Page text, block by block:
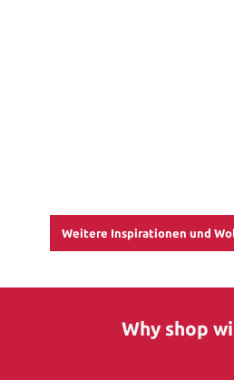
Weitere Inspirationen und
Why shop